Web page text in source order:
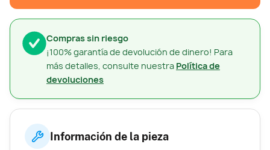
Compras sin riesgo
¡100% garantía de devolución de dinero! Para
más detalles, consulte nuestra Política de
devoluciones
Información de la pieza